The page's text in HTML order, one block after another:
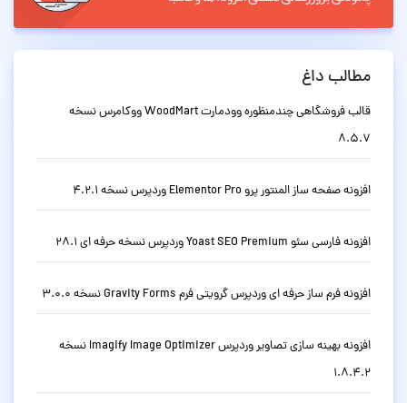
مطالب داغ
قالب فروشگاهی چندمنظوره وودمارت WoodMart ووکامرس نسخه
8.5.7
افزونه صفحه ساز المنتور پرو Elementor Pro وردپرس نسخه 4.2.1
افزونه فارسی سئو Yoast SEO Premium وردپرس نسخه حرفه ای 28.1
افزونه فرم ساز حرفه ای وردپرس گرویتی فرم Gravity Forms نسخه 3.0.0
افزونه بهینه سازی تصاویر وردپرس Imagify Image Optimizer نسخه
1.8.4.2